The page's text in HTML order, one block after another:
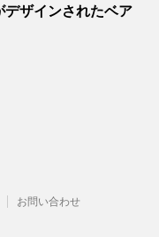
デザインされたベア
お問い合わせ